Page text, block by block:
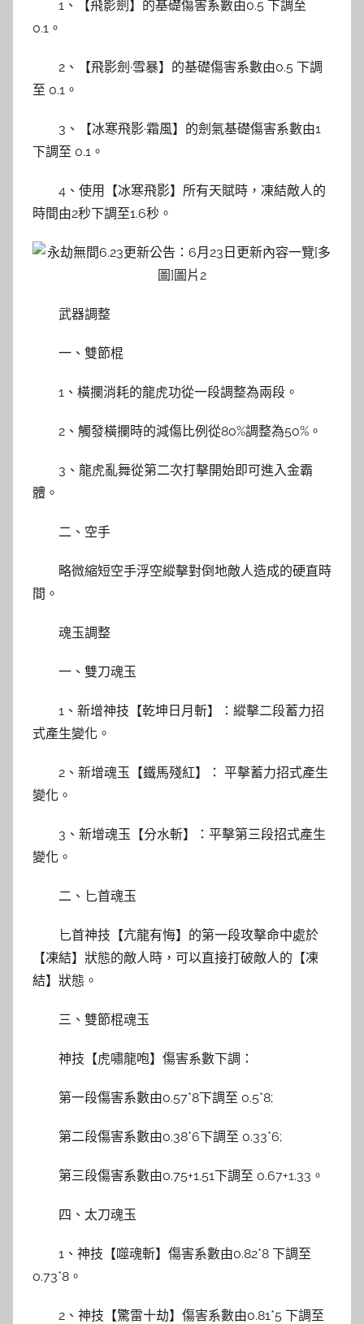
1、【飛影劍】的基礎傷害系數由0.5 下調至
0.1。
2、【飛影劍·雪暴】的基礎傷害系數由0.5 下調
至 0.1。
3、【冰寒飛影·霜風】的劍氣基礎傷害系數由1
下調至 0.1。
4、使用【冰寒飛影】所有天賦時，凍結敵人的
時間由2秒下調至1.6秒。
武器調整
一、雙節棍
1、橫攔消耗的龍虎功從一段調整為兩段。
2、觸發橫攔時的減傷比例從80%調整為50%。
3、龍虎亂舞從第二次打擊開始即可進入金霸
體。
二、空手
略微縮短空手浮空縱擊對倒地敵人造成的硬直時
間。
魂玉調整
一、雙刀魂玉
1、新增神技【乾坤日月斬】：縱擊二段蓄力招
式產生變化。
2、新增魂玉【鐵馬殘紅】： 平擊蓄力招式產生
變化。
3、新增魂玉【分水斬】：平擊第三段招式產生
變化。
二、匕首魂玉
匕首神技【亢龍有悔】的第一段攻擊命中處於
【凍結】狀態的敵人時，可以直接打破敵人的【凍
結】狀態。
三、雙節棍魂玉
神技【虎嘯龍咆】傷害系數下調：
第一段傷害系數由0.57*8下調至 0.5*8;
第二段傷害系數由0.38*6下調至 0.33*6;
第三段傷害系數由0.75+1.51下調至 0.67+1.33。
四、太刀魂玉
1、神技【噬魂斬】傷害系數由0.82*8 下調至
0.73*8。
2、神技【驚雷十劫】傷害系數由0.81*5 下調至